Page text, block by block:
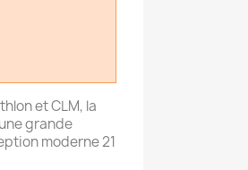
et CLM, la
grande
moderne 21